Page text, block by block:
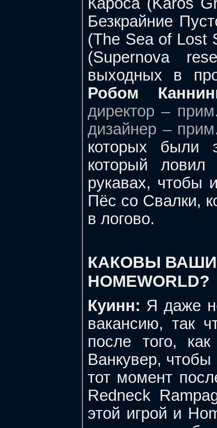
Безкрайние
(The Sea of Lost
(Supernova
выходных в
Робом
директор –
дизайнер –
которых были
который ловил
рукавах, чтобы
Пёс со Свалки,
в логово.
КАКОВЫ
HOMEWORLD?
Куинн: Я даже
вакансию, так
после того,
Ванкувер,
тот момент
Redneck
этой игрой и